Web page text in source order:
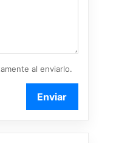
al enviarlo.
Enviar